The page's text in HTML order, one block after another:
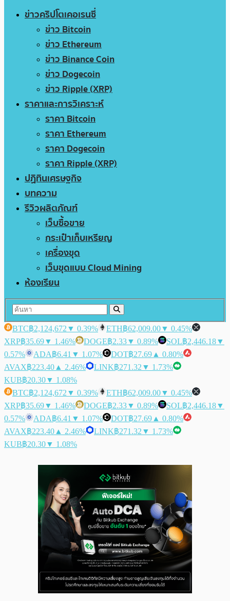
ข่าวคริปโตเคอเรนซี่
ข่าว Bitcoin
ข่าว Ethereum
ข่าว Binance Coin
ข่าว Dogecoin
ข่าว Ripple (XRP)
ราคาและการวิเคราะห์
ราคา Bitcoin
ราคา Ethereum
ราคา Dogecoin
ราคา Ripple (XRP)
ปฏิทินเศรษฐกิจ
บทความ
รีวิวผลิตภัณฑ์
เว็บซื้อขาย
กระเป๋าเก็บเหรียญ
เครื่องขุด
เว็บขุดแบบ Cloud Mining
ห้องเรียน
BTC฿2,124,672 ▼ 0.39% ETH฿62,009.00▼ 0.45%
XRP฿35.69▼ 1.46% DOGE฿2.33▼ 0.89% SOL฿2,446.18▼
0.57%
ADA฿6.41 ▼ 1.07% DOT฿27.69 ▲ 0.80%
AVAX฿223.40 ▲ 2.46% LINK฿271.32 ▼ 1.73%
KUB฿20.30▼ 1.08%
BTC฿2,124,672 ▼ 0.39% ETH฿62,009.00▼ 0.45%
XRP฿35.69▼ 1.46% DOGE฿2.33▼ 0.89% SOL฿2,446.18▼
0.57%
ADA฿6.41 ▼ 1.07% DOT฿27.69 ▲ 0.80%
AVAX฿223.40 ▲ 2.46% LINK฿271.32 ▼ 1.73%
KUB฿20.30▼ 1.08%